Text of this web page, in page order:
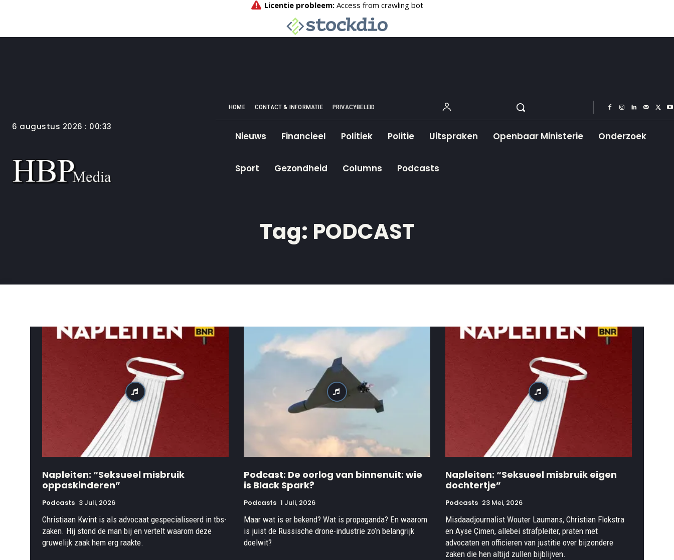
6 augustus 2026 : 00:33
HOME CONTACT & INFORMATIE PRIVACYBELEID
Nieuws Financieel Politiek Politie Uitspraken Openbaar Ministerie Onderzoek
Sport Gezondheid Columns Podcasts
Tag: PODCAST
Napleiten: “Seksueel misbruik
oppaskinderen”
Podcasts 3 Juli, 2026
Christiaan Kwint is als advocaat gespecialiseerd in tbs-
zaken. Hij stond de man bij en vertelt waarom deze
gruwelijk zaak hem erg raakte.
Podcast: De oorlog van binnenuit: wie
is Black Spark?
Podcasts 1 Juli, 2026
Maar wat is er bekend? Wat is propaganda? En waarom
is juist de Russische drone-industrie zo’n belangrijk
doelwit?
Napleiten: “Seksueel misbruik eigen
dochtertje”
Podcasts 23 Mei, 2026
Misdaadjournalist Wouter Laumans, Christian Flokstra
en Ayse Çimen, allebei strafpleiter, praten met
advocaten en officieren van justitie over bijzondere
zaken die hen altijd zullen bijblijven.